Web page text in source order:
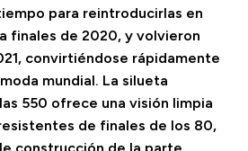
para reintroducirlas en
finales de 2020, y volvieron
convirtiéndose rápidamente
mundial. La silueta
550 ofrece una visión limpia
de finales de los 80,